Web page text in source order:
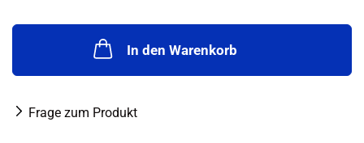
In den Warenkorb
Frage zum Produkt